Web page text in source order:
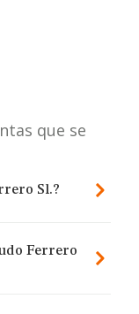
que se
Sl.?
Ferrero